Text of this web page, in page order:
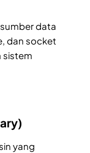
data
dan socket
sistem
yang